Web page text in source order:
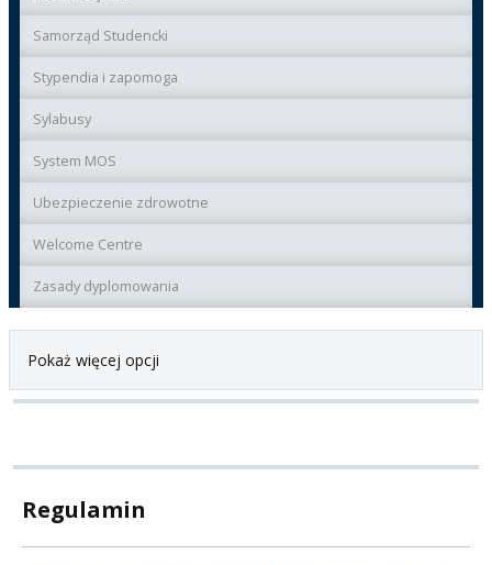
Samorząd Studencki
Stypendia i zapomoga
Sylabusy
System MOS
Ubezpieczenie zdrowotne
Welcome Centre
Zasady dyplomowania
Pokaż więcej opcji
Regulamin